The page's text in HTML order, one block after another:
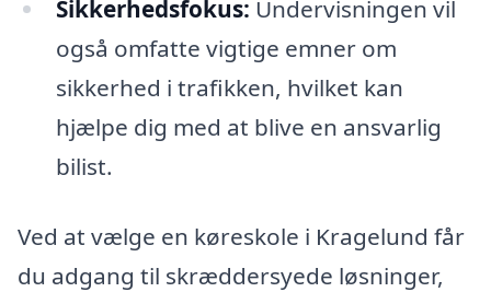
Sikkerhedsfokus: Undervisningen vil
også omfatte vigtige emner om
sikkerhed i trafikken, hvilket kan
hjælpe dig med at blive en ansvarlig
bilist.
Ved at vælge en køreskole i Kragelund får
du adgang til skræddersyede løsninger,